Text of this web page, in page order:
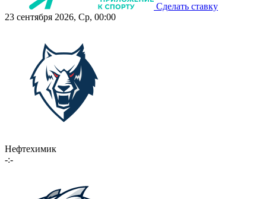
Сделать ставку
23 сентября 2026, Ср, 00:00
Нефтехимик
-:-